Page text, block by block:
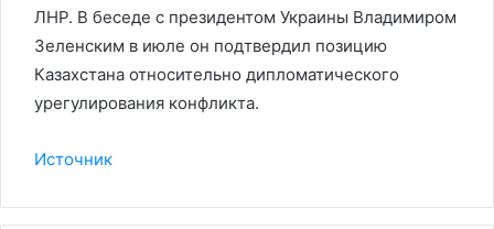
ЛНР. В беседе с президентом Украины Владимиром
Зеленским в июле он подтвердил позицию
Казахстана относительно дипломатического
урегулирования конфликта.
Источник